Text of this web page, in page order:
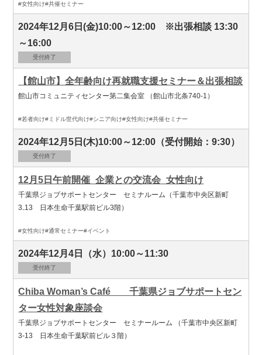
#女性向け#共催セミナー
2024年12月6日(金)10:00～12:00 ※出張相談 13:30
～16:00
受付終了
【館山市】全年齢向け再就職支援セミナー＆出張相談
館山市コミュニティセンター第二集会室 （館山市北条740-1）
#若者向け#ミドル世代向け#シニア向け#女性向け#共催セミナー
2024年12月5日(木)10:00～12:00（受付開始：9:30）
受付終了
12月5日午前開催_企業との交流会_女性向け
千葉県ジョブサポートセンター セミナルーム（千葉市中央区新町
3₋13 日本生命千葉駅前ビル3階）
#女性向け#通常セミナー#イベント
2024年12月4日（水）10:00～11:30
受付終了
Chiba Woman’s Café 千葉県ジョブサポートセン
ター女性対象座談会
千葉県ジョブサポートセンター セミナールーム （千葉市中央区新町
3-13 日本生命千葉駅前ビル３階）